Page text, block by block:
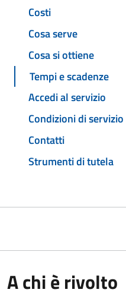
Costi
Cosa serve
Cosa si ottiene
Tempi e scadenze
Accedi al servizio
Condizioni di servizio
Contatti
Strumenti di tutela
A chi è rivolto